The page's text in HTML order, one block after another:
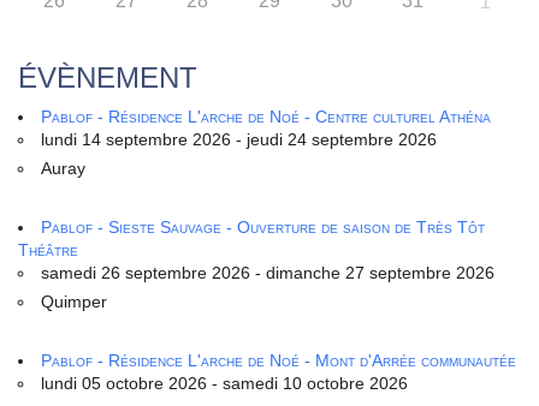
ÉVÈNEMENT
Pablof - Résidence L'arche de Noé - Centre culturel Athéna
lundi 14 septembre 2026 - jeudi 24 septembre 2026
Auray
Pablof - Sieste Sauvage - Ouverture de saison de Très Tôt
Théâtre
samedi 26 septembre 2026 - dimanche 27 septembre 2026
Quimper
Pablof - Résidence L'arche de Noé - Mont d'Arrée communautée
lundi 05 octobre 2026 - samedi 10 octobre 2026